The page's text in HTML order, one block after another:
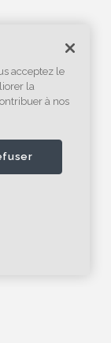
acceptez le
la
à nos